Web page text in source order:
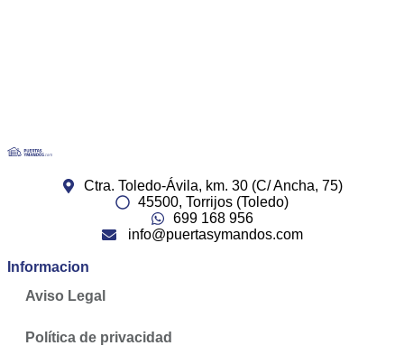
Ctra. Toledo-Ávila, km. 30 (C/ Ancha, 75)
45500, Torrijos (Toledo)
699 168 956
info@puertasymandos.com
Informacion
Aviso Legal
Política de privacidad